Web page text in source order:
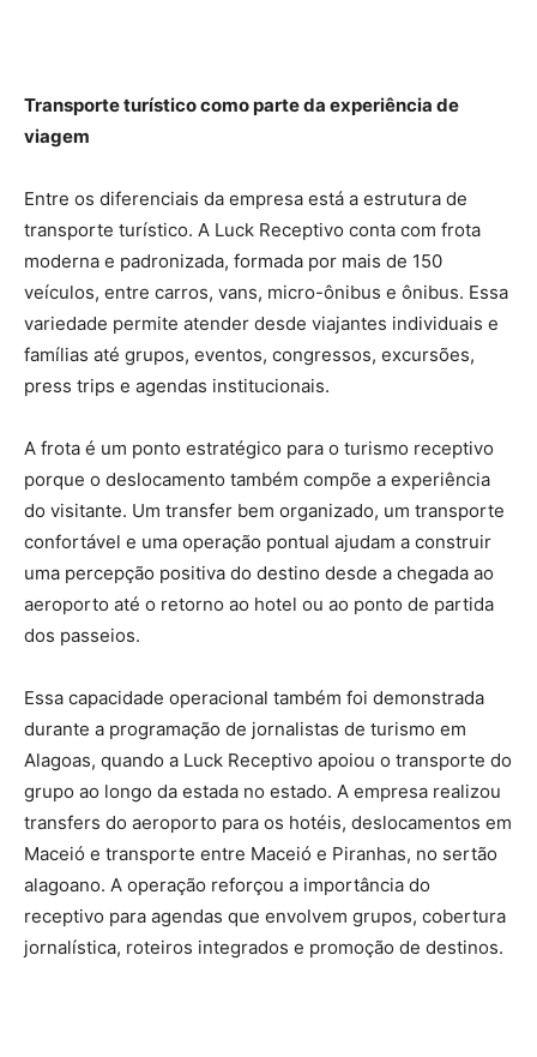
Transporte turístico como parte da experiência de
viagem
Entre os diferenciais da empresa está a estrutura de
transporte turístico. A Luck Receptivo conta com frota
moderna e padronizada, formada por mais de 150
veículos, entre carros, vans, micro-ônibus e ônibus. Essa
variedade permite atender desde viajantes individuais e
famílias até grupos, eventos, congressos, excursões,
press trips e agendas institucionais.
A frota é um ponto estratégico para o turismo receptivo
porque o deslocamento também compõe a experiência
do visitante. Um transfer bem organizado, um transporte
confortável e uma operação pontual ajudam a construir
uma percepção positiva do destino desde a chegada ao
aeroporto até o retorno ao hotel ou ao ponto de partida
dos passeios.
Essa capacidade operacional também foi demonstrada
durante a programação de jornalistas de turismo em
Alagoas, quando a Luck Receptivo apoiou o transporte do
grupo ao longo da estada no estado. A empresa realizou
transfers do aeroporto para os hotéis, deslocamentos em
Maceió e transporte entre Maceió e Piranhas, no sertão
alagoano. A operação reforçou a importância do
receptivo para agendas que envolvem grupos, cobertura
jornalística, roteiros integrados e promoção de destinos.